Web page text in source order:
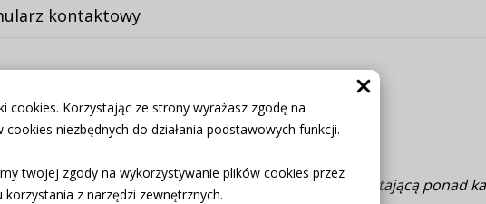
cookies. Korzystając ze strony wyrażasz zgodę na
niezbędnych do działania podstawowych funkcji.
twojej zgody na wykorzystywanie plików cookies przez
z narzędzi zewnętrznych.
kontaktowy
+ wiązania
zakupienia do kompletu obrusów, poszewek.
posiada ozdobną 4-centymetrową ryzę (grzywkę) wystającą ponad